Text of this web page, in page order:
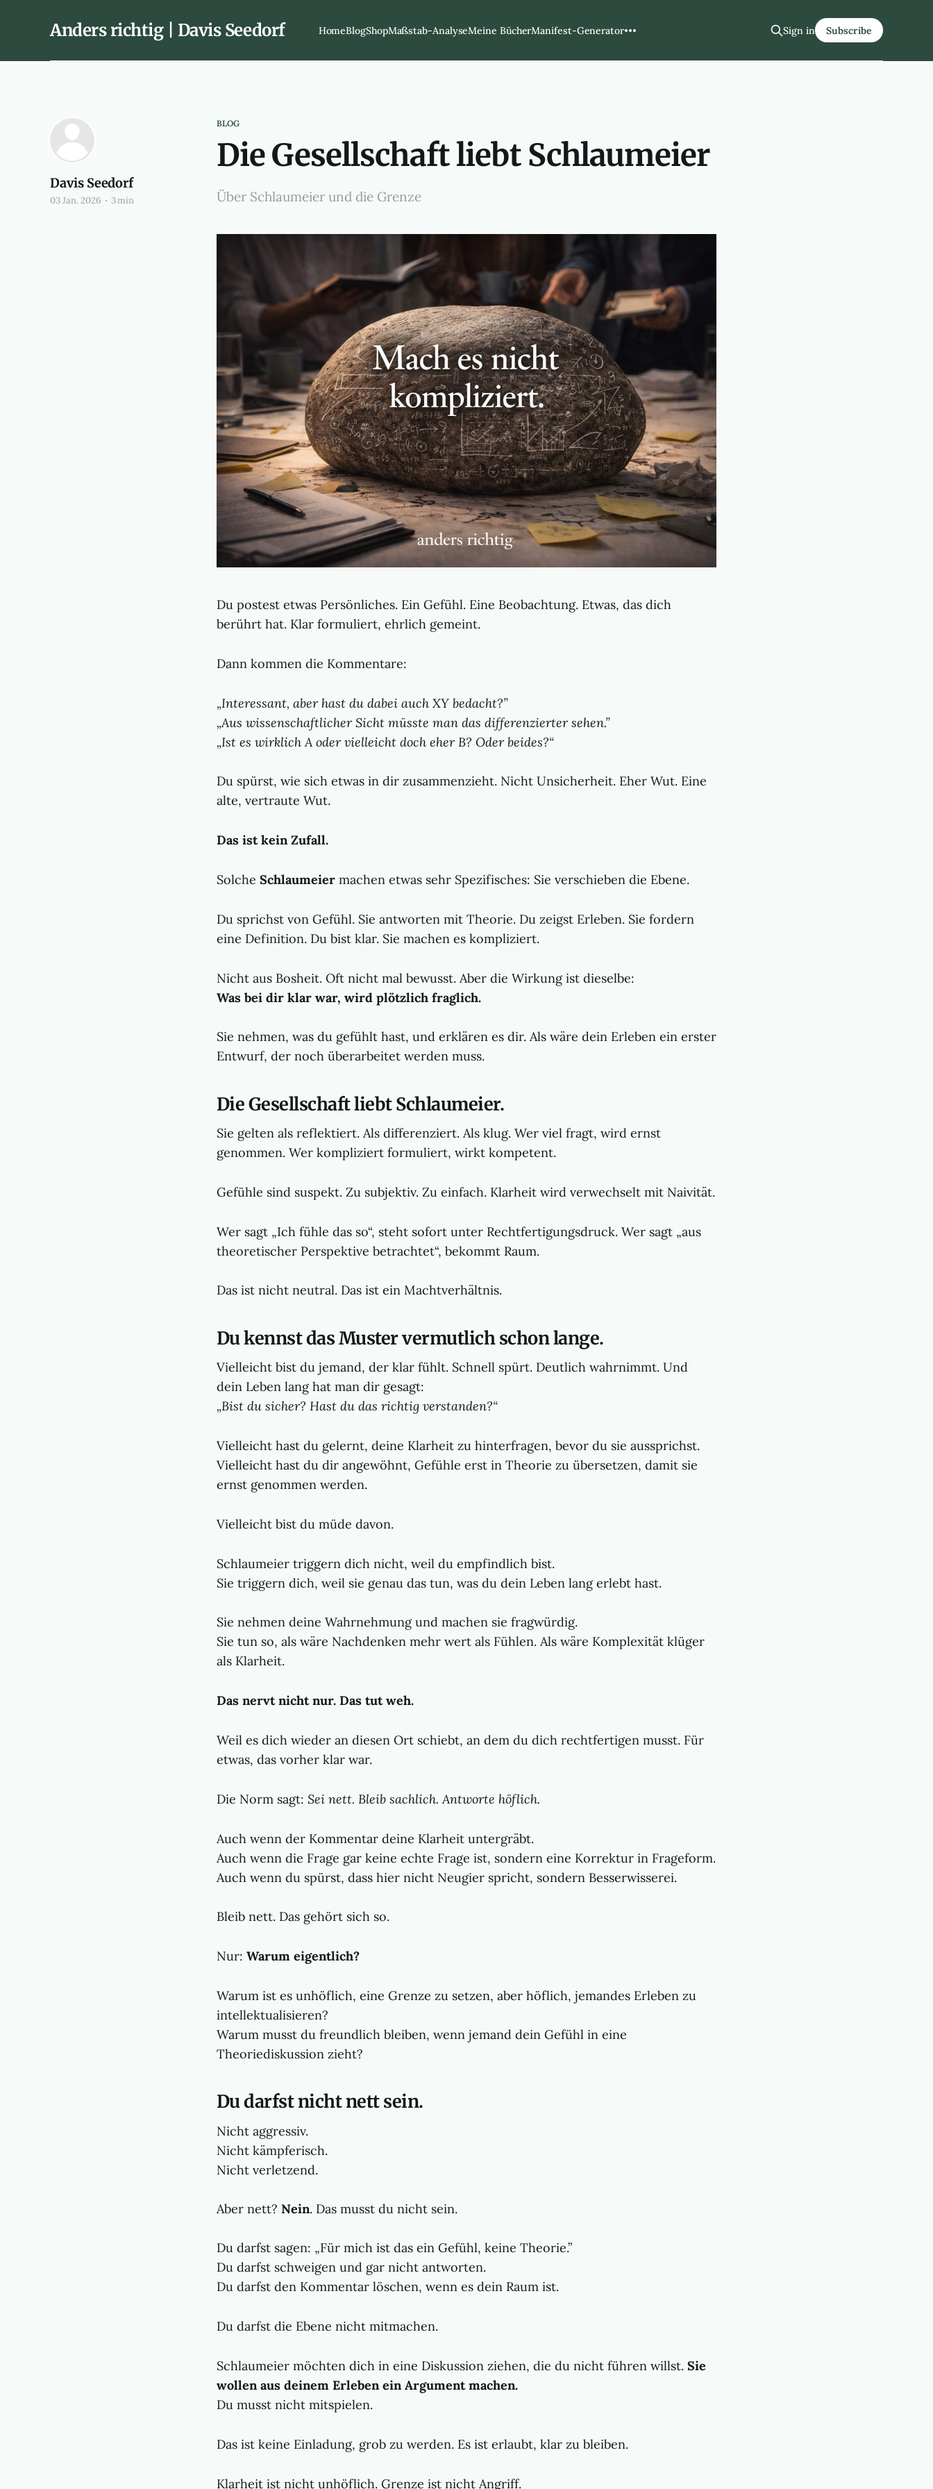
Anders richtig | Davis Seedorf HomeBlogShopMaßstab-AnalyseMeine BücherManifest-Generator Sign in Subscribe
BLOG
Die Gesellschaft liebt Schlaumeier
Über Schlaumeier und die Grenze
Davis Seedorf
03 Jan. 2026 3 min
Du postest etwas Persönliches. Ein Gefühl. Eine Beobachtung. Etwas, das dich
berührt hat. Klar formuliert, ehrlich gemeint.
Dann kommen die Kommentare:
„Interessant, aber hast du dabei auch XY bedacht?”
„Aus wissenschaftlicher Sicht müsste man das differenzierter sehen.”
„Ist es wirklich A oder vielleicht doch eher B? Oder beides?“
Du spürst, wie sich etwas in dir zusammenzieht. Nicht Unsicherheit. Eher Wut. Eine
alte, vertraute Wut.
Das ist kein Zufall.
Solche Schlaumeier machen etwas sehr Spezifisches: Sie verschieben die Ebene.
Du sprichst von Gefühl. Sie antworten mit Theorie. Du zeigst Erleben. Sie fordern
eine Definition. Du bist klar. Sie machen es kompliziert.
Nicht aus Bosheit. Oft nicht mal bewusst. Aber die Wirkung ist dieselbe:
Was bei dir klar war, wird plötzlich fraglich.
Sie nehmen, was du gefühlt hast, und erklären es dir. Als wäre dein Erleben ein erster
Entwurf, der noch überarbeitet werden muss.
Die Gesellschaft liebt Schlaumeier.
Sie gelten als reflektiert. Als differenziert. Als klug. Wer viel fragt, wird ernst
genommen. Wer kompliziert formuliert, wirkt kompetent.
Gefühle sind suspekt. Zu subjektiv. Zu einfach. Klarheit wird verwechselt mit Naivität.
Wer sagt „Ich fühle das so“, steht sofort unter Rechtfertigungsdruck. Wer sagt „aus
theoretischer Perspektive betrachtet“, bekommt Raum.
Das ist nicht neutral. Das ist ein Machtverhältnis.
Du kennst das Muster vermutlich schon lange.
Vielleicht bist du jemand, der klar fühlt. Schnell spürt. Deutlich wahrnimmt. Und
dein Leben lang hat man dir gesagt:
„Bist du sicher? Hast du das richtig verstanden?“
Vielleicht hast du gelernt, deine Klarheit zu hinterfragen, bevor du sie aussprichst.
Vielleicht hast du dir angewöhnt, Gefühle erst in Theorie zu übersetzen, damit sie
ernst genommen werden.
Vielleicht bist du müde davon.
Schlaumeier triggern dich nicht, weil du empfindlich bist.
Sie triggern dich, weil sie genau das tun, was du dein Leben lang erlebt hast.
Sie nehmen deine Wahrnehmung und machen sie fragwürdig.
Sie tun so, als wäre Nachdenken mehr wert als Fühlen. Als wäre Komplexität klüger
als Klarheit.
Das nervt nicht nur. Das tut weh.
Weil es dich wieder an diesen Ort schiebt, an dem du dich rechtfertigen musst. Für
etwas, das vorher klar war.
Die Norm sagt: Sei nett. Bleib sachlich. Antworte höflich.
Auch wenn der Kommentar deine Klarheit untergräbt.
Auch wenn die Frage gar keine echte Frage ist, sondern eine Korrektur in Frageform.
Auch wenn du spürst, dass hier nicht Neugier spricht, sondern Besserwisserei.
Bleib nett. Das gehört sich so.
Nur: Warum eigentlich?
Warum ist es unhöflich, eine Grenze zu setzen, aber höflich, jemandes Erleben zu
intellektualisieren?
Warum musst du freundlich bleiben, wenn jemand dein Gefühl in eine
Theoriediskussion zieht?
Du darfst nicht nett sein.
Nicht aggressiv.
Nicht kämpferisch.
Nicht verletzend.
Aber nett? Nein. Das musst du nicht sein.
Du darfst sagen: „Für mich ist das ein Gefühl, keine Theorie.”
Du darfst schweigen und gar nicht antworten.
Du darfst den Kommentar löschen, wenn es dein Raum ist.
Du darfst die Ebene nicht mitmachen.
Schlaumeier möchten dich in eine Diskussion ziehen, die du nicht führen willst. Sie
wollen aus deinem Erleben ein Argument machen.
Du musst nicht mitspielen.
Das ist keine Einladung, grob zu werden. Es ist erlaubt, klar zu bleiben.
Klarheit ist nicht unhöflich. Grenze ist nicht Angriff.